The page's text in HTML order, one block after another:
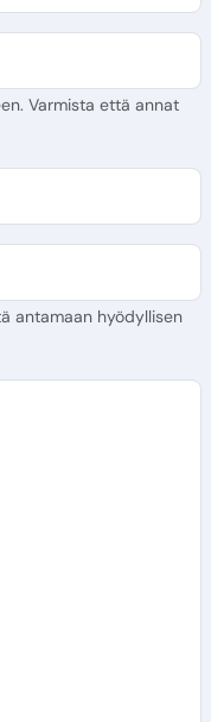
Varmista että annat
antamaan hyödyllisen